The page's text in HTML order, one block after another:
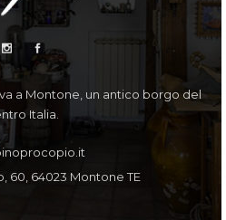
a Montone, un antico borgo del
Italia.
60, 64023 Montone TE